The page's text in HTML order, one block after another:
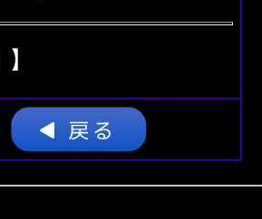
】